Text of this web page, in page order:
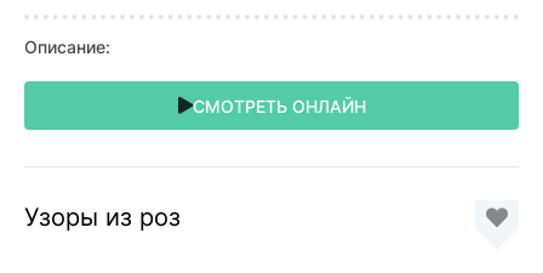
Описание:
СМОТРЕТЬ ОНЛАЙН
Узоры из роз